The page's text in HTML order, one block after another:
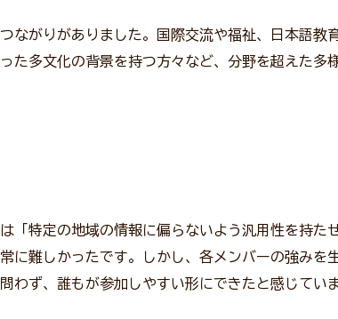
がりがありました。国際交流や福祉、日本語教
た多文化の背景を持つ方々など、分野を超えた多
特定の地域の情報に偏らないよう汎用性を持た
に難しかったです。しかし、各メンバーの強みを
わず、誰もが参加しやすい形にできたと感じていま